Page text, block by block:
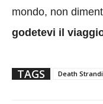
mondo, non
godetevi il
TAGS Death